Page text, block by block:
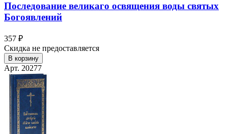
Последование великаго освящения воды святых
Богоявлений
357 ₽
Скидка не предоставляется
В корзину
Арт. 20277